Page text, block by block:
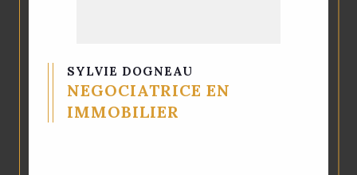
CAROLE EGILMEZ
GERANTE